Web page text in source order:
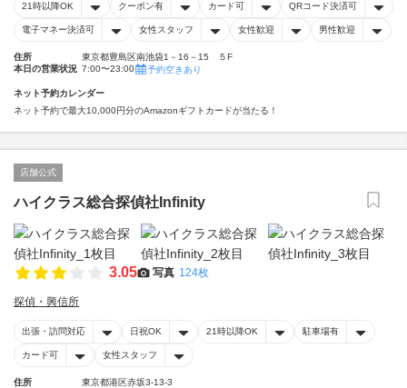
21時以降OK クーポン有 カード可 QRコード決済可
電子マネー決済可 女性スタッフ 女性歓迎 男性歓迎
住所
東京都豊島区南池袋1－16－15 ５F
本日の営業状況 7:00〜23:00 予約空きあり
ネット予約カレンダー
ネット予約で最大10,000円分のAmazonギフトカードが当たる！
店舗公式
ハイクラス総合探偵社Infinity
3.05 写真 124枚
探偵・興信所
出張・訪問対応 日祝OK 21時以降OK 駐車場有
カード可 女性スタッフ
住所
東京都港区赤坂3-13-3